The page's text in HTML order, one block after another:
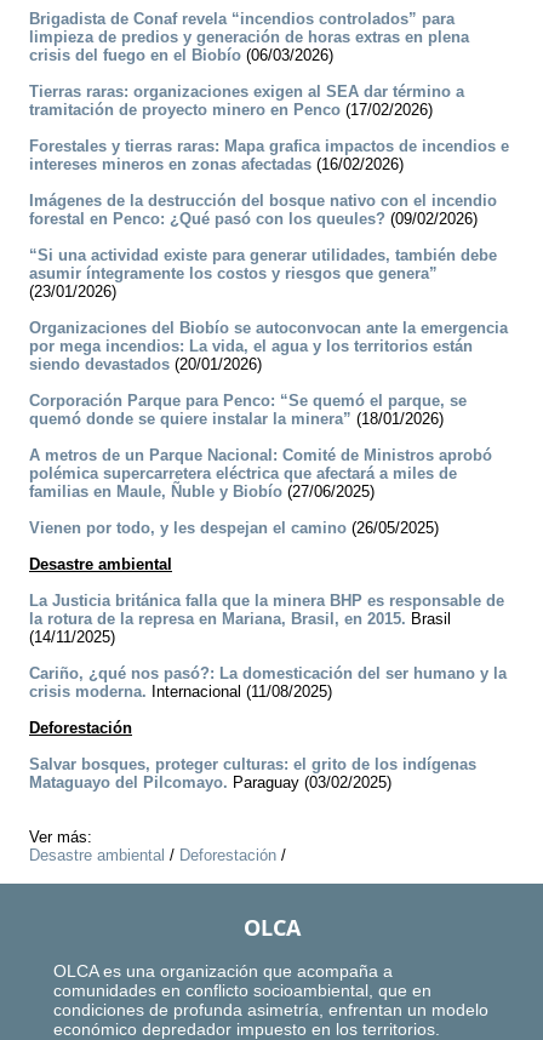
Brigadista de Conaf revela “incendios controlados” para
limpieza de predios y generación de horas extras en plena
crisis del fuego en el Biobío (06/03/2026)
Tierras raras: organizaciones exigen al SEA dar término a
tramitación de proyecto minero en Penco (17/02/2026)
Forestales y tierras raras: Mapa grafica impactos de incendios e
intereses mineros en zonas afectadas (16/02/2026)
Imágenes de la destrucción del bosque nativo con el incendio
forestal en Penco: ¿Qué pasó con los queules? (09/02/2026)
“Si una actividad existe para generar utilidades, también debe
asumir íntegramente los costos y riesgos que genera”
(23/01/2026)
Organizaciones del Biobío se autoconvocan ante la emergencia
por mega incendios: La vida, el agua y los territorios están
siendo devastados (20/01/2026)
Corporación Parque para Penco: “Se quemó el parque, se
quemó donde se quiere instalar la minera” (18/01/2026)
A metros de un Parque Nacional: Comité de Ministros aprobó
polémica supercarretera eléctrica que afectará a miles de
familias en Maule, Ñuble y Biobío (27/06/2025)
Vienen por todo, y les despejan el camino (26/05/2025)
Desastre ambiental
La Justicia británica falla que la minera BHP es responsable de
la rotura de la represa en Mariana, Brasil, en 2015. Brasil
(14/11/2025)
Cariño, ¿qué nos pasó?: La domesticación del ser humano y la
crisis moderna. Internacional (11/08/2025)
Deforestación
Salvar bosques, proteger culturas: el grito de los indígenas
Mataguayo del Pilcomayo. Paraguay (03/02/2025)
Ver más:
Desastre ambiental / Deforestación /
OLCA
OLCA es una organización que acompaña a
comunidades en conflicto socioambiental, que en
condiciones de profunda asimetría, enfrentan un modelo
económico depredador impuesto en los territorios.